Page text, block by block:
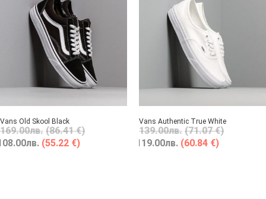
Vans Old Skool Black
169.00лв. (86.41 €)
лв. (55.22 €)
Vans Authentic True White
139.00лв. (71.07 €)
119.00лв. (60.84 €)